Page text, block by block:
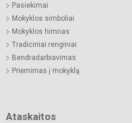
Pasiekimai
Mokyklos simboliai
Mokyklos himnas
Tradiciniai renginiai
Bendradarbiavimas
Priėmimas į mokyklą
Ataskaitos